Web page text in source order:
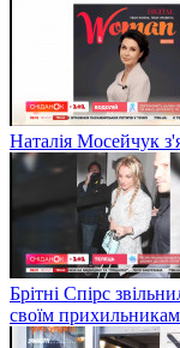
Наталія Мосейчук
Брітні Спірс
своїм прихильникам